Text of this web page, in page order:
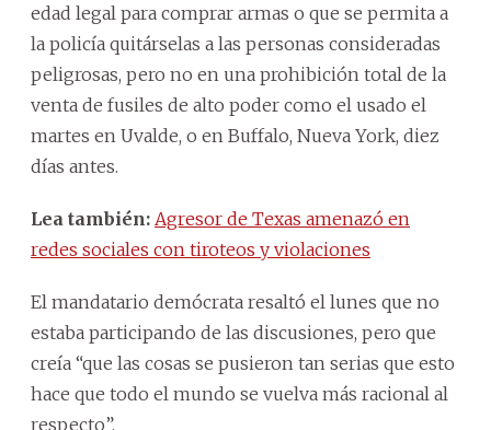
edad legal para comprar armas o que se permita a
la policía quitárselas a las personas consideradas
peligrosas, pero no en una prohibición total de la
venta de fusiles de alto poder como el usado el
martes en Uvalde, o en Buffalo, Nueva York, diez
días antes.
Lea también: Agresor de Texas amenazó en
redes sociales con tiroteos y violaciones
El mandatario demócrata resaltó el lunes que no
estaba participando de las discusiones, pero que
creía “que las cosas se pusieron tan serias que esto
hace que todo el mundo se vuelva más racional al
respecto”.